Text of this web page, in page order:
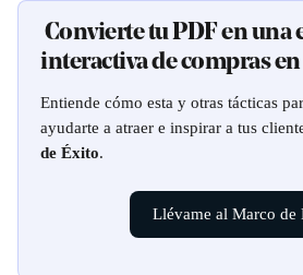
Convierte tu PDF en una
interactiva de compras
Entiende cómo esta y otras tácticas
ayudarte a atraer e inspirar a tus
de Éxito.
Llévame al Marco de